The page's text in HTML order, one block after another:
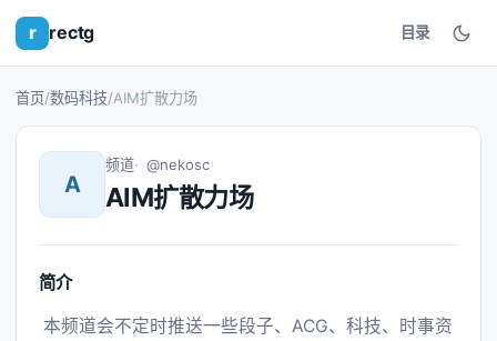
r rectg 目录
首页/数码科技/AIM扩散力场
A
频道 @nekosc
AIM扩散力场
简介